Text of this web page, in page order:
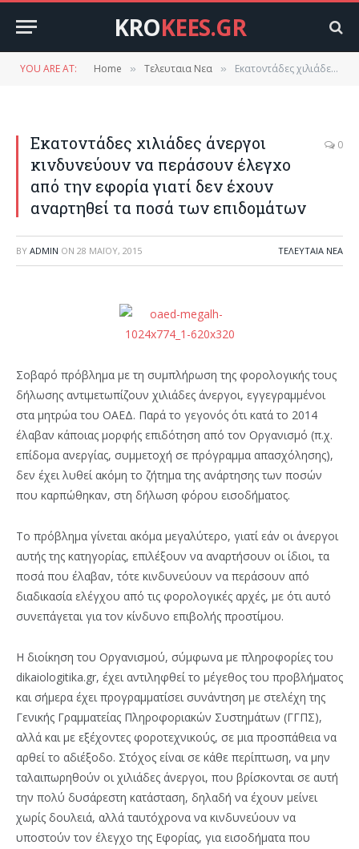
KROKEES.GR
YOU ARE AT: Home » Τελευταια Νεα » Εκατοντάδες χιλιάδες άνεργοι κινδυνεύουν να περάσουν έλεγχο από την εφορία γιατί δεν έχουν αναρτηθεί τα ποσά των επιδομάτων
Εκατοντάδες χιλιάδες άνεργοι
κινδυνεύουν να περάσουν έλεγχο
από την εφορία γιατί δεν έχουν
αναρτηθεί τα ποσά των επιδομάτων
0
BY ADMIN ON 28 ΜΑΪ́ΟΥ, 2015 ΤΕΛΕΥΤΑΙΑ ΝΕΑ
Σοβαρό πρόβλημα με τη συμπλήρωση της φορολογικής τους
δήλωσης αντιμετωπίζουν χιλιάδες άνεργοι, εγγεγραμμένοι
στα μητρώα του ΟΑΕΔ. Παρά το γεγονός ότι κατά το 2014
έλαβαν κάποιας μορφής επιδότηση από τον Οργανισμό (π.χ.
επίδομα ανεργίας, συμμετοχή σε πρόγραμμα απασχόλησης),
δεν έχει λυθεί ακόμη το ζήτημα της ανάρτησης των ποσών
που καρπώθηκαν, στη δήλωση φόρου εισοδήματος.
Το πρόβλημα γίνεται ακόμα μεγαλύτερο, γιατί εάν οι άνεργοι
αυτής της κατηγορίας, επιλέξουν να αναρτήσουν οι ίδιοι, τα
ποσά που έλαβαν, τότε κινδυνεύουν να περάσουν από
διαδικασία ελέγχου από τις φορολογικές αρχές, με ότι αυτό
συνεπάγεται για τον κίνδυνο επιβολής προστίμου.
Η διοίκηση του Οργανισμού, σύμφωνα με πληροφορίες του
dikaiologitika.gr, έχει αντιληφθεί το μέγεθος του προβλήματος
και σήμερα έχει προγραμματίσει συνάντηση με στελέχη της
Γενικής Γραμματείας Πληροφοριακών Συστημάτων (ΓΓΠΣ),
αλλά και με εξέχοντες φοροτεχνικούς, σε μια προσπάθεια να
αρθεί το αδιέξοδο. Στόχος είναι σε κάθε περίπτωση, να μην
ταλαιπωρηθούν οι χιλιάδες άνεργοι, που βρίσκονται σε αυτή
την πολύ δυσάρεστη κατάσταση, δηλαδή να έχουν μείνει
χωρίς δουλειά, αλλά ταυτόχρονα να κινδυνεύουν να
υποστούν τον έλεγχο της Εφορίας, για εισοδήματα που